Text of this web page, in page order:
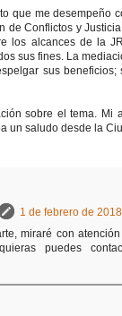
que me desempeño
de Conflictos y
los alcances de la
sus fines. La
sus
sobre el tema. Mi
un saludo desde la
1 de febrero de
miraré con
puedes